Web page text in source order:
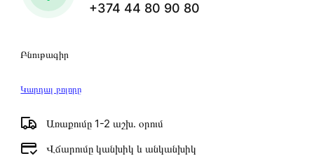
Բնութագիր
Կարդալ բոլորը
Առաքումը 1-2 աշխ․ օրում
Վճարումը կանխիկ և անկանխիկ
+374 44 80 90 80